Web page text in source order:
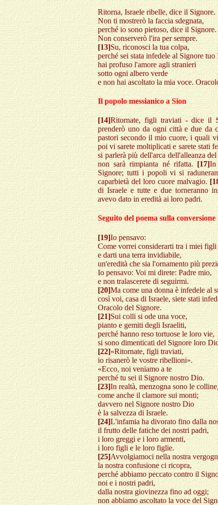
Ritorna, Israele ribelle, dice il Signore.
Non ti mostrerò la faccia sdegnata,
perché io sono pietoso, dice il Signore.
Non conserverò l'ira per sempre.
[13]Su, riconosci la tua colpa,
perché sei stata infedele al Signore
hai profuso l'amore agli stranieri
sotto ogni albero verde
e non hai ascoltato la mia voce.
Il popolo messianico a Sion
[14]Ritornate, figli traviati - dice il
prenderò uno da ogni città e due
pastori secondo il mio cuore, i quali
poi vi sarete moltiplicati e sarete stati
si parlerà più dell'arca dell'alleanza
non sarà rimpianta né rifatta. [17]In
Signore; tutti i popoli vi si
caparbietà del loro cuore malvagio.
di Israele e tutte e due torneranno
avevo dato in eredità ai loro padri.
Seguito del poema sulla conversione
[19]Io pensavo:
Come vorrei considerarti tra i miei figli
e darti una terra invidiabile,
un'eredità che sia l'ornamento più
Io pensavo: Voi mi direte: Padre mio,
e non tralascerete di seguirmi.
[20]Ma come una donna è infedele al
così voi, casa di Israele, siete stati
Oracolo del Signore.
[21]Sui colli si ode una voce,
pianto e gemiti degli Israeliti,
perché hanno reso tortuose le loro vie,
si sono dimenticati del Signore loro
[22]«Ritornate, figli traviati,
io risanerò le vostre ribellioni».
«Ecco, noi veniamo a te
perché tu sei il Signore nostro Dio.
[23]In realtà, menzogna sono le
come anche il clamore sui monti;
davvero nel Signore nostro Dio
è la salvezza di Israele.
[24]L'infamia ha divorato fino dalla
il frutto delle fatiche dei nostri padri,
i loro greggi e i loro armenti,
i loro figli e le loro figlie.
[25]Avvolgiamoci nella nostra
la nostra confusione ci ricopra,
perché abbiamo peccato contro il
noi e i nostri padri,
dalla nostra giovinezza fino ad oggi;
non abbiamo ascoltato la voce del